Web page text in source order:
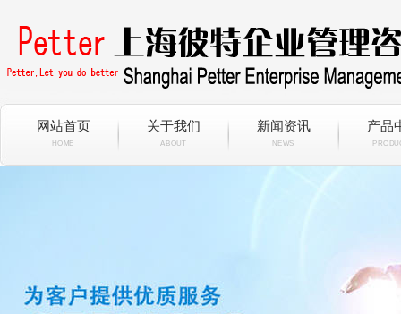
网站首页
HOME
关于我们
ABOUT
新闻资讯
NEWS
产品